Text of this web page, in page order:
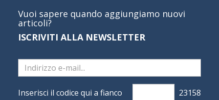
Vuoi sapere quando aggiungiamo nuovi
articoli?
ISCRIVITI ALLA NEWSLETTER
Inserisci il codice qui a fianco